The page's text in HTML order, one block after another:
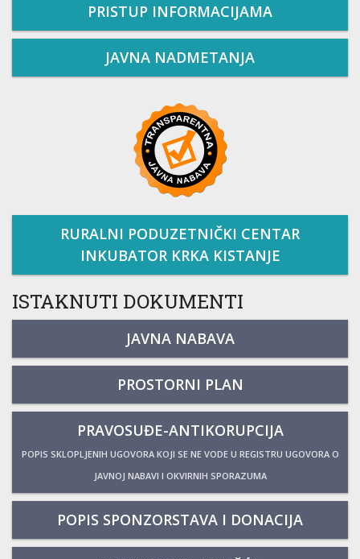
PRISTUP INFORMACIJAMA
JAVNA NADMETANJA
RURALNI PODUZETNIČKI CENTAR
INKUBATOR KRKA KISTANJE
ISTAKNUTI DOKUMENTI
JAVNA NABAVA
PROSTORNI PLAN
PRAVOSUĐE-ANTIKORUPCIJA
POPIS SKLOPLJENIH UGOVORA KOJI SE NE VODE U REGISTRU UGOVORA O
JAVNOJ NABAVI I OKVIRNIH SPORAZUMA
POPIS SPONZORSTAVA I DONACIJA